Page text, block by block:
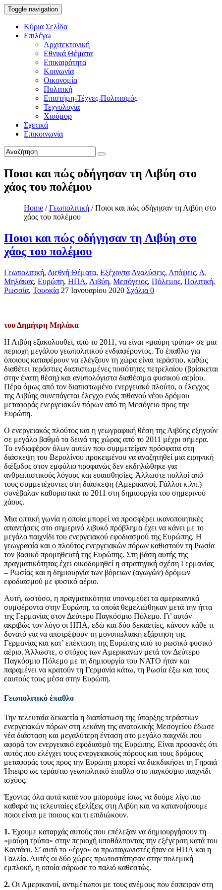
Toggle navigation
Κύρια Σελίδα
Επιλέγω
Αρχιτεκτονική
Εθνικά Θέματα
Επικαιρότητα
Κοινωνία
Οικονομία
Πολιτική
Επιστήμη-Τέχνες-Πολιτισμός
Τεχνολογία
Χιούμορ
Σχετικά
Επικοινωνία
Ποιοι και πώς οδήγησαν τη Λιβύη στο
χάος του πολέμου
Home / Γεωπολιτική / Ποιοι και πώς οδήγησαν τη Λιβύη στο
χάος του πολέμου
Ποιοι και πώς οδήγησαν τη Λιβύη στο
χάος του πολέμου
Γεωπολιτική, Διεθνή Θέματα, Εξέχοντα Αναλύσεις, Απόψεις, Δ.
Μηλάκας, Ευρώπη, ΗΠΑ, Λιβύη, Μεσόγειος, Πόλεμος, Πολιτική,
Ρωσσία, Τουρκία 27 Ιανουαρίου 2020 Σχόλια 0
του Δημήτρη Μηλάκα
Η Λιβύη εξακολουθεί, από το 2011, να είναι «μαύρη τρύπα» σε μια
περιοχή μεγάλου γεωπολιτικού ενδιαφέροντος. Το έπαθλο για
όποιους καταφέρουν να ελέγξουν τη χώρα είναι τεράστιο, καθώς
διαθέτει τεράστιες διαπιστωμένες ποσότητες πετρελαίου (βρίσκεται
στην ένατη θέση) και ανυπολόγιστα διαθέσιμα φυσικού αερίου.
Πέρα όμως από τον διαπιστωμένο ενεργειακό πλούτο, ο έλεγχος
της Λιβύης συνεπάγεται έλεγχο ενός πιθανού νέου δρόμου
μεταφοράς ενεργειακών πόρων από τη Μεσόγειο προς την
Ευρώπη.
Ο ενεργειακός πλούτος και η γεωγραφική θέση της Λιβύης εξηγούν
σε μεγάλο βαθμό τα δεινά της χώρας από το 2011 μέχρι σήμερα.
Το ενδιαφέρον όλων αυτών που συμμετείχαν πρόσφατα στη
διάσκεψη του Βερολίνου προκειμένου να αναζητηθεί μια ειρηνική
διέξοδος στον εμφύλιο προφανώς δεν εκδηλώθηκε για
ανθρωπιστικούς λόγους και ευαισθησίες. Άλλωστε πολλοί από
τους συμμετέχοντες στη διάσκεψη (Αμερικανοί, Γάλλοι κ.λπ.)
συνέβαλαν καθοριστικά το 2011 στη δημιουργία του σημερινού
χάους.
Μια οπτική γωνία η οποία μπορεί να προσφέρει ικανοποιητικές
απαντήσεις στο σημερινό λιβυκό πρόβλημα έχει να κάνει με το
μεγάλο παιχνίδι του ενεργειακού εφοδιασμού της Ευρώπης. Η
γεωγραφία και ο πλούτος ενεργειακών πόρων καθιστούν τη Ρωσία
τον βασικό προμηθευτή της Ευρώπης. Στη βάση αυτής της
πραγματικότητας έχει οικοδομηθεί η στρατηγική σχέση Γερμανίας
– Ρωσίας και η δημιουργία των βόρειων (αγωγών) δρόμων
εφοδιασμού με φυσικό αέριο.
Αυτή, ωστόσο, η πραγματικότητα υπονομεύει τα αμερικανικά
συμφέροντα στην Ευρώπη, τα οποία θεμελιώθηκαν μετά την ήττα
της Γερμανίας στον Δεύτερο Παγκόσμιο Πόλεμο. Γι’ αυτόν
ακριβώς τον λόγο οι ΗΠΑ, εδώ και δύο δεκαετίες, κάνουν κάθε τι
δυνατό για να αποτρέψουν τη μονοπωλιακή εξάρτηση της
Γερμανίας και κατ’ επέκταση της Ευρώπης από το ρωσικό φυσικό
αέριο. Άλλωστε, ο στόχος των Αμερικανών μετά τον Δεύτερο
Παγκόσμιο Πόλεμο με τη δημιουργία του ΝΑΤΟ ήταν και
παραμένει να κρατούν τη Γερμανία κάτω, τη Ρωσία έξω και τους
εαυτούς τους μέσα στην Ευρώπη.
Γεωπολιτικό έπαθλο
Την τελευταία δεκαετία η διαπίστωση της ύπαρξης τεράστιων
ενεργειακών πόρων στη λεκάνη της ανατολικής Μεσογείου έδωσε
νέα διάσταση και μεγαλύτερη ένταση στο μεγάλο παιχνίδι που
αφορά τον ενεργειακό εφοδιασμό της Ευρώπης. Είναι προφανές ότι
αυτός που ελέγχει τους ενεργειακούς πόρους και τους δρόμους
μεταφοράς τους προς την Ευρώπη μπορεί να διεκδικήσει τη Γηραιά
Ήπειρο ως τεράστιο γεωπολιτικό έπαθλο στο παγκόσμιο παιχνίδι
ισχύος.
Έχοντας όλα αυτά κατά νου μπορούμε ίσως να δούμε λίγο πιο
καθαρά τις τελευταίες εξελίξεις στη Λιβύη και να κατανοήσουμε
ποιοι είναι με ποιους και τι επιδιώκουν.
1.Έχουμε καταρχάς αυτούς που επέλεξαν να δημιουργήσουν τη
«μαύρη τρύπα» στην περιοχή υποθάλποντας την εξέγερση κατά του
Καντάφι. Σ’ αυτό το «έργο» οι πρωταγωνιστές ήταν οι ΗΠΑ και η
Γαλλία. Αυτές οι δύο χώρες πρωτοστάτησαν στην πολεμική
εμπλοκή, η οποία σάρωσε το παλιό καθεστώς.
2. Οι Αμερικανοί, αντιμέτωποι με τους ανέμους που έσπειραν στη